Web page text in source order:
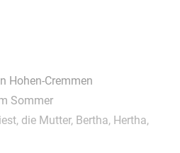
Hohen-Cremmen
Sommer
die Mutter, Bertha, Hertha,